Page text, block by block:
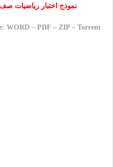
نموذج اختبار رياضيات
WORD – PDF – ZIP – Torrent